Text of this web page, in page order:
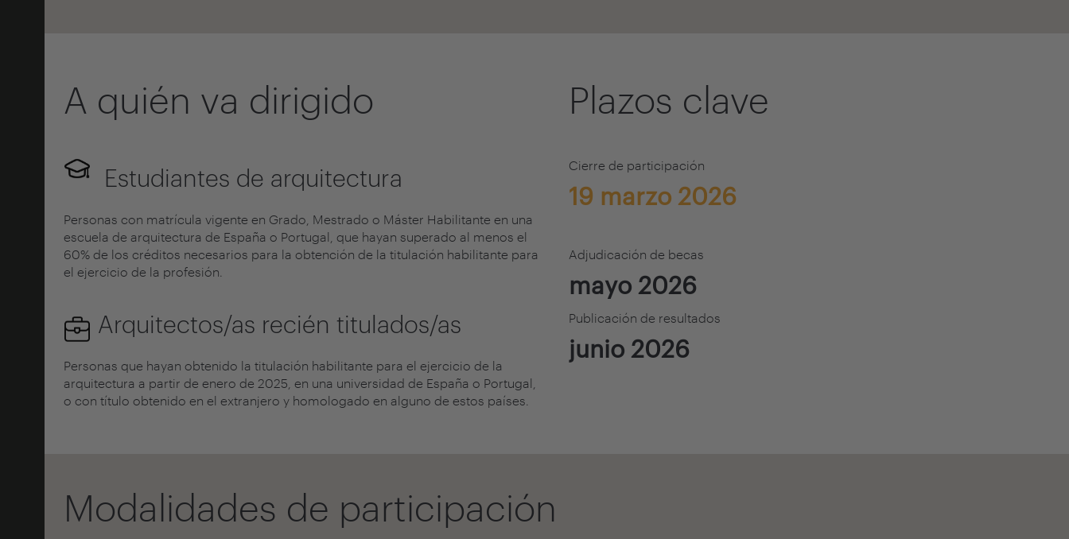
A quién va dirigido
Estudiantes de arquitectura
Personas con matrícula vigente en Grado, Mestrado o Máster Habilitante en una
escuela de arquitectura de España o Portugal, que hayan superado al menos el
60% de los créditos necesarios para la obtención de la titulación habilitante para
el ejercicio de la profesión.
Arquitectos/as recién titulados/as
Personas que hayan obtenido la titulación habilitante para el ejercicio de la
arquitectura a partir de enero de 2025, en una universidad de España o Portugal,
o con título obtenido en el extranjero y homologado en alguno de estos países.
Plazos clave
Cierre de participación
19 marzo 2026
​Adjudicación de becas
mayo 2026
​Publicación de resultados
junio 2026
Modalidades de participación